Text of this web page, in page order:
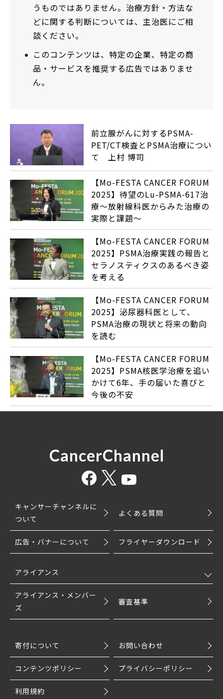
うものではありません。治療方針・方法な
どに関する判断については、主治医にご相
談ください。
このコンテンツは、特定の企業、特定の商
品・サービスを推奨する広告ではありませ
ん。
前立腺がんに対するPSMA-
PET/CT検査とPSMA治療につい
て 上村 博司
【Mo-FESTA CANCER FORUM
2025】待望のLu-PSMA-617治
療～放射線科医からみた治療の
実際と課題～
【Mo-FESTA CANCER FORUM
2025】PSMA治療実践の報告と
セラノスティクスのあるべき姿
を考える
【Mo-FESTA CANCER FORUM
2025】泌尿器科医として、
PSMA治療の現状と将来の動向
を読む
【Mo-FESTA CANCER FORUM
2025】PSMA核医学治療を追い
かけて6年、手の届いた喜びと
今後の不安
CancerChannel
キャンサーチャンネルに
ついて
よくある質問
広告・バナーについて フライヤーダウンロード
アライアンス
アライアンス・メンバー
ズ
審査基準
寄付について お問い合わせ
コンテンツポリシー プライバシーポリシー
利用規約